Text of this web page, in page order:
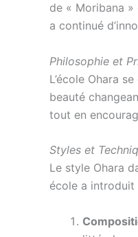
de « Moribana »
a continué
Philosophie et
L’école Ohara
beauté
tout en
Styles et
Le style Ohara
école a introduit